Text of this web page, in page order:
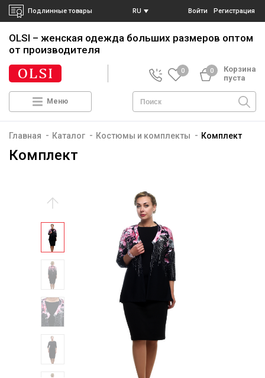
Подлинные товары RU Войти Регистрация
OLSI – женская одежда больших размеров оптом
от производителя
0 0
Корзина
пуста
Меню
Главная - Каталог - Костюмы и комплекты - Комплект
Комплект